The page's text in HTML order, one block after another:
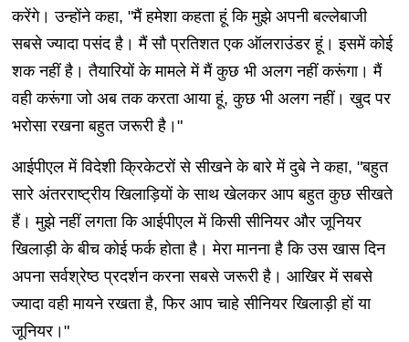
करेंगे। उन्होंने कहा, "मैं हमेशा कहता हूं कि मुझे अपनी बल्लेबाजी
सबसे ज्यादा पसंद है। मैं सौ प्रतिशत एक ऑलराउंडर हूं। इसमें कोई
शक नहीं है। तैयारियों के मामले में मैं कुछ भी अलग नहीं करूंगा। मैं
वही करूंगा जो अब तक करता आया हूं, कुछ भी अलग नहीं। खुद पर
भरोसा रखना बहुत जरूरी है।"
आईपीएल में विदेशी क्रिकेटरों से सीखने के बारे में दुबे ने कहा, "बहुत
सारे अंतरराष्ट्रीय खिलाड़ियों के साथ खेलकर आप बहुत कुछ सीखते
हैं। मुझे नहीं लगता कि आईपीएल में किसी सीनियर और जूनियर
खिलाड़ी के बीच कोई फर्क होता है। मेरा मानना ​​है कि उस खास दिन
अपना सर्वश्रेष्ठ प्रदर्शन करना सबसे जरूरी है। आखिर में सबसे
ज्यादा वही मायने रखता है, फिर आप चाहे सीनियर खिलाड़ी हों या
जूनियर।"